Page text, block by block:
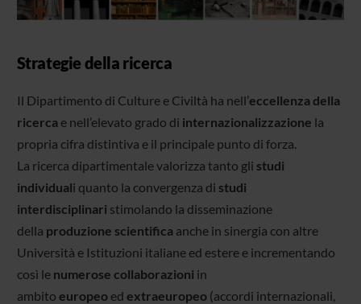
Strategie della ricerca
Il Dipartimento di Culture e Civiltà ha nell’eccellenza della
ricercae nell’elevato grado di internazionalizzazione la
propria cifra distintiva e il principale punto di forza.
La ricerca dipartimentale valorizza tanto gli studi
individuali quanto la convergenza di studi
interdisciplinari stimolando la disseminazione
della produzione scientificaanche in sinergia con altre
Università e Istituzioni italiane ed estere e incrementando
così le numerose collaborazioni in
ambito europeoed extraeuropeo(accordi internazionali,